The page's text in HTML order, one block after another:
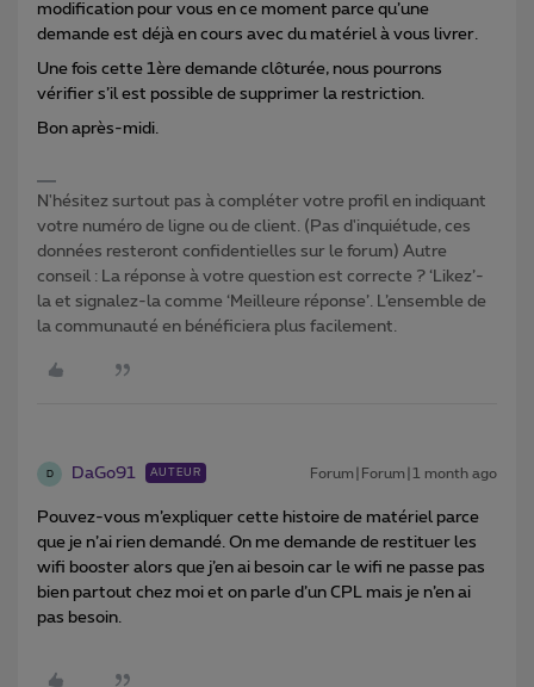
modification pour vous en ce moment parce qu’une
demande est déjà en cours avec du matériel à vous livrer.
Une fois cette 1ère demande clôturée, nous pourrons
vérifier s’il est possible de supprimer la restriction.
Bon après-midi.
N'hésitez surtout pas à compléter votre profil en indiquant
votre numéro de ligne ou de client. (Pas d'inquiétude, ces
données resteront confidentielles sur le forum) Autre
conseil : La réponse à votre question est correcte ? ‘Likez’-
la et signalez-la comme ‘Meilleure réponse’. L’ensemble de
la communauté en bénéficiera plus facilement.
D DaGo91 AUTEUR Forum|Forum|1 month ago
Pouvez-vous m’expliquer cette histoire de matériel parce
que je n’ai rien demandé. On me demande de restituer les
wifi booster alors que j’en ai besoin car le wifi ne passe pas
bien partout chez moi et on parle d’un CPL mais je n’en ai
pas besoin.